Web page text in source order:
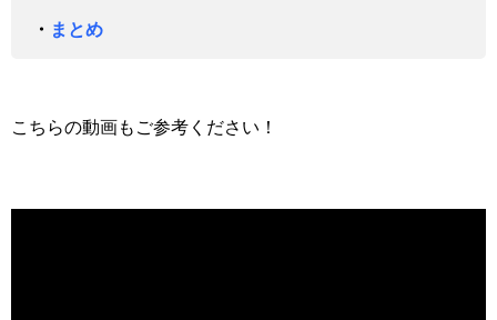
・ まとめ
こちらの動画もご参考ください！